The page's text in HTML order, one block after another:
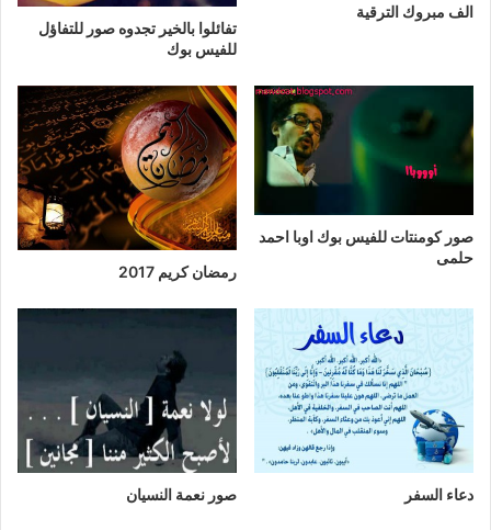
الف مبروك الترقية
تفائلوا بالخير تجدوه صور للتفاؤل
للفيس بوك
صور كومنتات للفيس بوك اوبا احمد
حلمى
رمضان كريم 2017
دعاء السفر صور نعمة النسيان